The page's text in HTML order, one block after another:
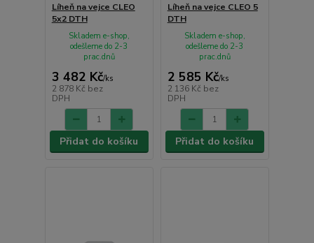
Líheň na vejce CLEO
5x2 DTH
3 482 Kč/ks
2 878 Kč bez
DPH
Skladem e-shop,
odešleme do 2-3
prac.dnů
Přidat do košíku
Líheň na vejce CLEO 5
DTH
2 585 Kč/ks
2 136 Kč bez
DPH
Skladem e-shop,
odešleme do 2-3
prac.dnů
Přidat do košíku